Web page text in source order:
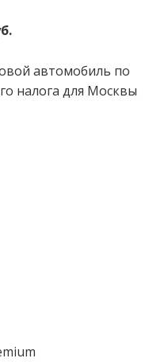
автомобиль по
налога для Москвы